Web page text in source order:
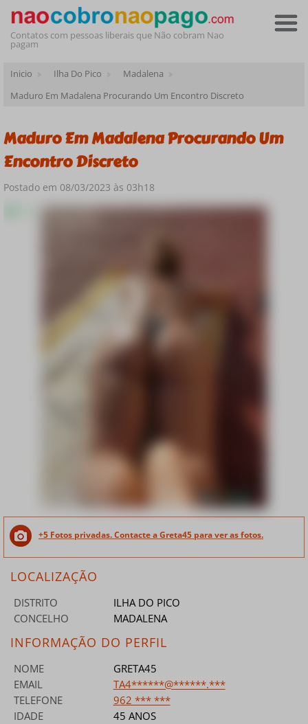
Contatos com pessoas liberais que Não cobram Nao
pagam
Inicio Ilha Do Pico
Madalena
Maduro Em Madalena Procurando Um Encontro Discreto
Maduro Em Madalena Procurando Um
Encontro Discreto
Postado em 08/03/2023 às 03h18
+5 Fotos privadas. Contacte a Greta45 para ver as fotos.
LOCALIZAÇÃO
DISTRITO
ILHA DO PICO
CONCELHO
MADALENA
INFORMAÇÃO DO PERFIL
NOME
GRETA45
EMAIL
TA4******@******.***
TELEFONE
962 *** ***
IDADE
45 ANOS